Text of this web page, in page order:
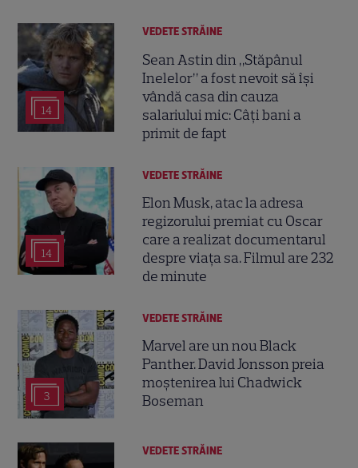
14
VEDETE STRĂINE
Sean Astin din „Stăpânul
Inelelor” a fost nevoit să își
vândă casa din cauza
salariului mic: Câți bani a
primit de fapt
14
VEDETE STRĂINE
Elon Musk, atac la adresa
regizorului premiat cu Oscar
care a realizat documentarul
despre viața sa. Filmul are 232
de minute
3
VEDETE STRĂINE
Marvel are un nou Black
Panther. David Jonsson preia
moștenirea lui Chadwick
Boseman
VEDETE STRĂINE